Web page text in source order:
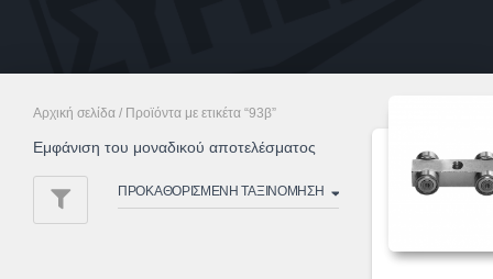
Αρχική σελίδα / Προϊόντα με ετικέτα “93β”
Εμφάνιση του μοναδικού αποτελέσματος